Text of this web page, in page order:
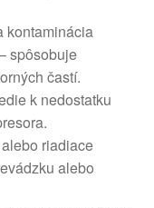
kontaminácia
spôsobuje
častí.
k nedostatku
riadiace
alebo